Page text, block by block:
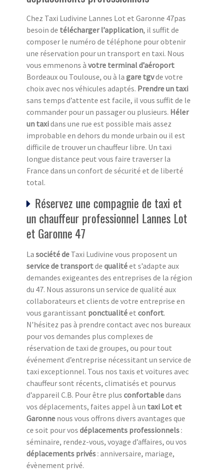
Chez Taxi Ludivine Lannes Lot et Garonne 47pas
besoin de télécharger l’application, il suffit de
composer le numéro de téléphone pour obtenir
une réservation pour un transport en taxi. Nous
vous emmenons à votre terminal d’aéroport
Bordeaux ou Toulouse, ou à la gare tgvde votre
choix avec nos véhicules adaptés. Prendre un taxi
sans temps d’attente est facile, il vous suffit de le
commander pour un passager ou plusieurs. Héler
un taxidans une rue est possible mais assez
improbable en dehors du monde urbain ou il est
difficile de trouver un chauffeur libre. Un taxi
longue distance peut vous faire traverser la
France dans un confort de sécurité et de liberté
total.
Réservez une compagnie de taxi et
un chauffeur professionnel Lannes Lot
et Garonne 47
La société de Taxi Ludivine vous proposent un
service de transportde qualitéet s’adapte aux
demandes exigeantes des entreprises de la région
du 47. Nous assurons un service de qualité aux
collaborateurs et clients de votre entreprise en
vous garantissant ponctualitéet confort.
N’hésitez pas à prendre contact avec nos bureaux
pour vos demandes plus complexes de
réservation de taxi de groupes, ou pour tout
événement d’entreprise nécessitant un service de
taxi exceptionnel. Tous nos taxis et voitures avec
chauffeur sont récents, climatisés et pourvus
d’appareil C.B. Pour être plus confortabledans
vos déplacements, faites appel à un taxi Lot et
Garonne nous vous offrons divers avantages que
ce soit pour vos déplacements professionnels :
séminaire, rendez-vous, voyage d’affaires, ou vos
déplacements privés : anniversaire, mariage,
évènement privé.